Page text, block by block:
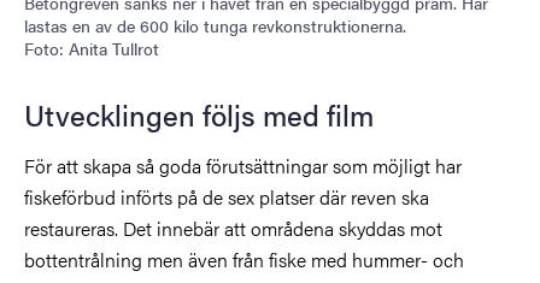
lastas en av de 600 kilo tunga revkonstruktionerna.
Foto: Anita Tullrot
Utvecklingen följs med film
För att skapa så goda förutsättningar som möjligt har
fiskeförbud införts på de sex platser där reven ska
restaureras. Det innebär att områdena skyddas mot
bottentrålning men även från fiske med hummer- och